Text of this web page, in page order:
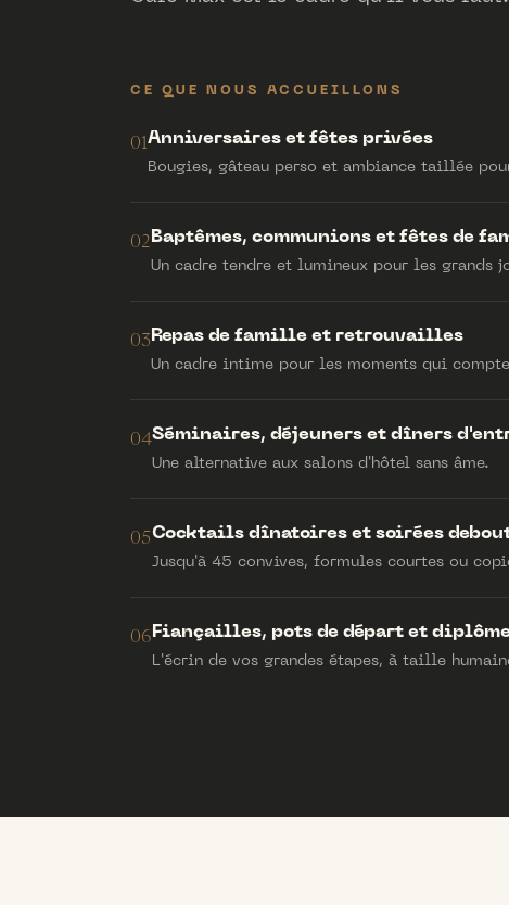
CE QUE NOUS ACCUEILLONS
01Anniversaires et fêtes privées
Bougies, gâteau perso et ambiance taillée
02 Baptêmes, communions et fêtes de
Un cadre tendre et lumineux pour les grands
03 Repas de famille et retrouvailles
Un cadre intime pour les moments qui
04Séminaires, déjeuners et dîners
Une alternative aux salons d'hôtel sans âme.
05Cocktails dînatoires et soirées
Jusqu'à 45 convives, formules courtes ou
06 Fiançailles, pots de départ et
L'écrin de vos grandes étapes, à taille